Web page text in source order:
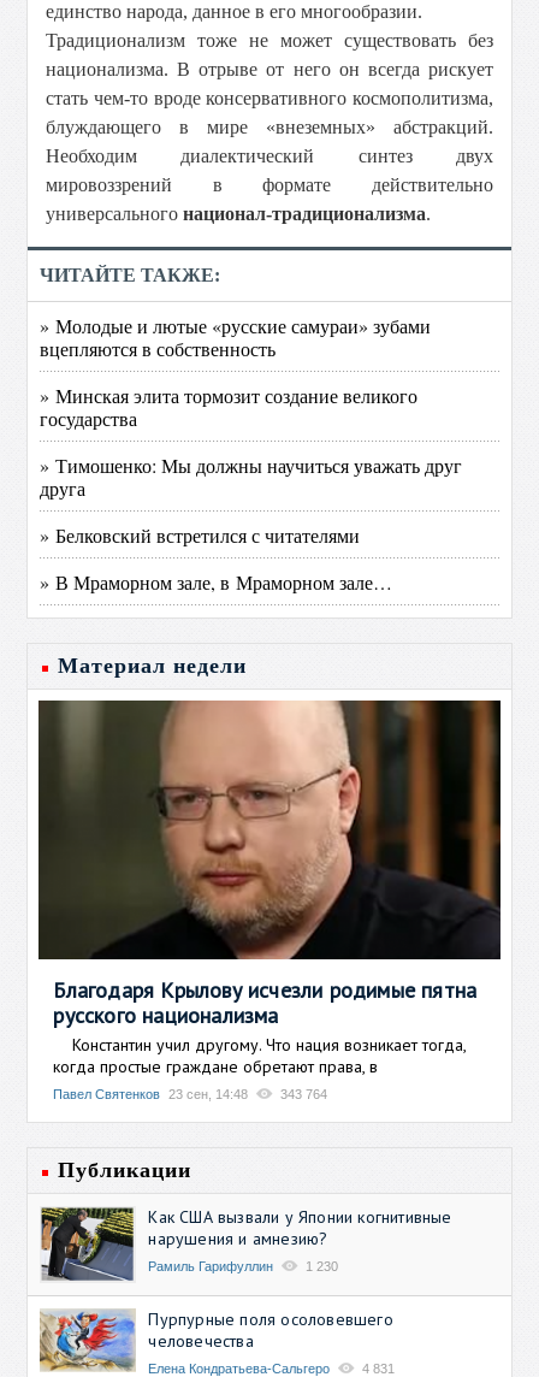
единство народа, данное в его многообразии.
Традиционализм тоже не может существовать без
национализма. В отрыве от него он всегда рискует
стать чем-то вроде консервативного космополитизма,
блуждающего в мире «внеземных» абстракций.
Необходим диалектический синтез двух
мировоззрений в формате действительно
универсальногонационал-традиционализма.
ЧИТАЙТЕ ТАКЖЕ:
» Молодые и лютые «русские самураи» зубами
вцепляются в собственность
» Минская элита тормозит создание великого
государства
» Тимошенко: Мы должны научиться уважать друг
друга
» Белковский встретился с читателями
» В Мраморном зале, в Мраморном зале…
Материал недели
Благодаря Крылову исчезли родимые пятна
русского национализма
Константин учил другому. Что нация возникает тогда,
когда простые граждане обретают права, в
Павел Святенков 23 сен, 14:48 343 764
Публикации
Как США вызвали у Японии когнитивные
нарушения и амнезию?
Рамиль Гарифуллин 1 230
Пурпурные поля осоловевшего
человечества
Елена Кондратьева-Сальгеро 4 831